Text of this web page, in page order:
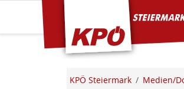
KPÖ Steiermark
KPÖ Steiermark Medien/